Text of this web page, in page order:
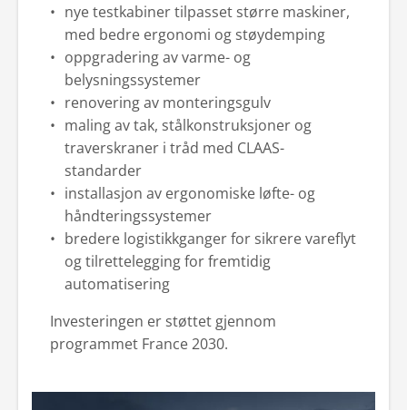
nye testkabiner tilpasset større maskiner,
med bedre ergonomi og støydemping
oppgradering av varme- og
belysningssystemer
renovering av monteringsgulv
maling av tak, stålkonstruksjoner og
traverskraner i tråd med CLAAS-
standarder
installasjon av ergonomiske løfte- og
håndteringssystemer
bredere logistikkganger for sikrere vareflyt
og tilrettelegging for fremtidig
automatisering
Investeringen er støttet gjennom
programmet France 2030.